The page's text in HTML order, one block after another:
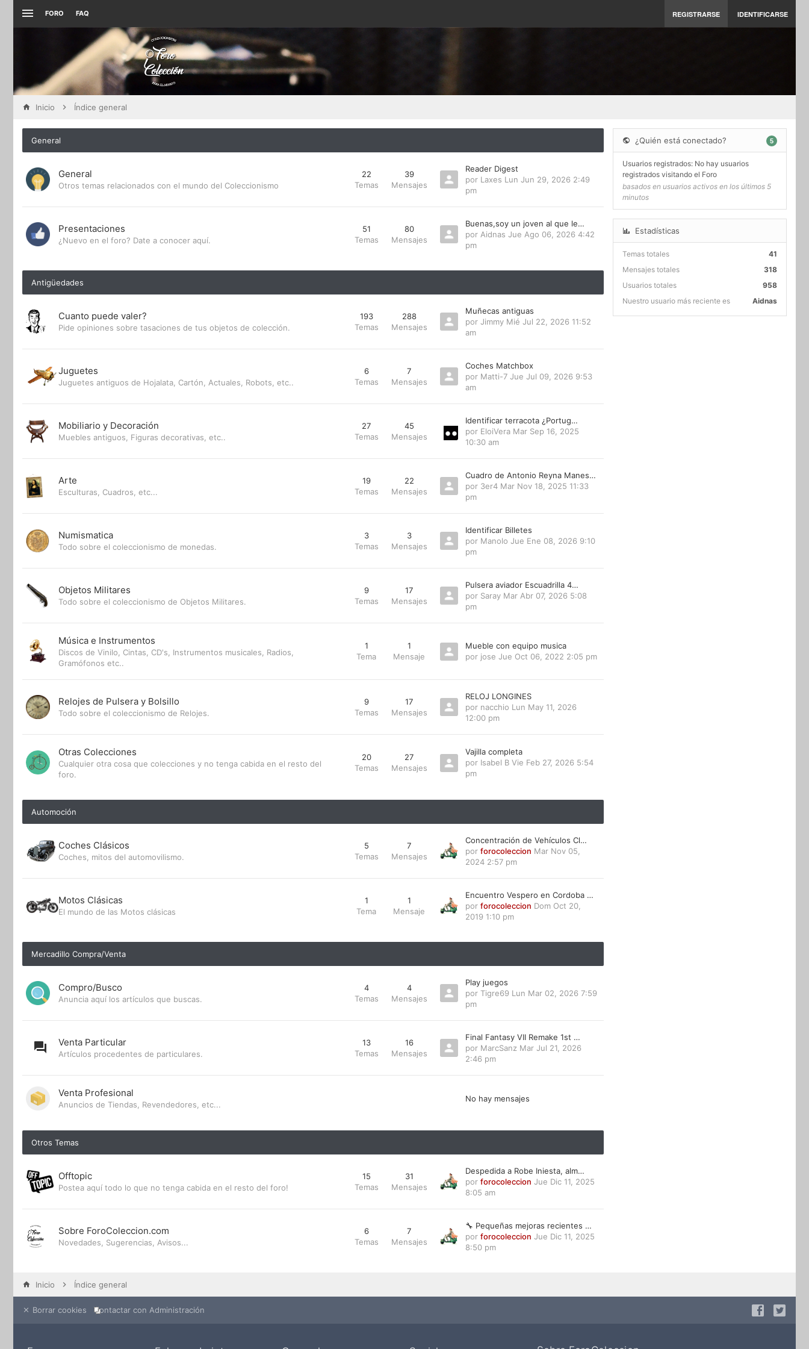
FORO FAQ REGISTRARSE IDENTIFICARSE
Inicio Índice general
General
General
Otros temas relacionados con el mundo del Coleccionismo
22
Temas
39
Mensajes
Reader Digest
por Laxes Lun Jun 29, 2026 2:49
pm
Presentaciones
¿Nuevo en el foro? Date a conocer aquí.
51
Temas
80
Mensajes
Buenas,soy un joven al que le…
por Aidnas Jue Ago 06, 2026 4:42
pm
Antigüedades
Cuanto puede valer?
Pide opiniones sobre tasaciones de tus objetos de colección.
193
Temas
288
Mensajes
Muñecas antiguas
por Jimmy Mié Jul 22, 2026 11:52
am
Juguetes
Juguetes antiguos de Hojalata, Cartón, Actuales, Robots, etc..
6
Temas
7
Mensajes
Coches Matchbox
por Matti-7 Jue Jul 09, 2026 9:53
am
Mobiliario y Decoración
Muebles antiguos, Figuras decorativas, etc..
27
Temas
45
Mensajes
Identificar terracota ¿Portug…
por EloiVera Mar Sep 16, 2025
10:30 am
Arte
Esculturas, Cuadros, etc...
19
Temas
22
Mensajes
Cuadro de Antonio Reyna Manes…
por 3er4 Mar Nov 18, 2025 11:33
pm
Numismatica
Todo sobre el coleccionismo de monedas.
3
Temas
3
Mensajes
Identificar Billetes
por Manolo Jue Ene 08, 2026 9:10
pm
Objetos Militares
Todo sobre el coleccionismo de Objetos Militares.
9
Temas
17
Mensajes
Pulsera aviador Escuadrilla 4…
por Saray Mar Abr 07, 2026 5:08
pm
Música e Instrumentos
Discos de Vinilo, Cintas, CD's, Instrumentos musicales, Radios,
Gramófonos etc..
1
Tema
1
Mensaje
Mueble con equipo musica
por jose Jue Oct 06, 2022 2:05 pm
Relojes de Pulsera y Bolsillo
Todo sobre el coleccionismo de Relojes.
9
Temas
17
Mensajes
RELOJ LONGINES
por nacchio Lun May 11, 2026
12:00 pm
Otras Colecciones
Cualquier otra cosa que colecciones y no tenga cabida en el resto del
foro.
20
Temas
27
Mensajes
Vajilla completa
por Isabel B Vie Feb 27, 2026 5:54
pm
Automoción
Coches Clásicos
Coches, mitos del automovilismo.
5
Temas
7
Mensajes
Concentración de Vehículos Cl…
por forocoleccion Mar Nov 05,
2024 2:57 pm
Motos Clásicas
El mundo de las Motos clásicas
1
Tema
1
Mensaje
Encuentro Vespero en Cordoba …
por forocoleccion Dom Oct 20,
2019 1:10 pm
Mercadillo Compra/Venta
Compro/Busco
Anuncia aquí los artículos que buscas.
4
Temas
4
Mensajes
Play juegos
por Tigre69 Lun Mar 02, 2026 7:59
pm
Venta Particular
Artículos procedentes de particulares.
13
Temas
16
Mensajes
Final Fantasy VII Remake 1st …
por MarcSanz Mar Jul 21, 2026
2:46 pm
Venta Profesional
Anuncios de Tiendas, Revendedores, etc...
No hay mensajes
Otros Temas
Offtopic
Postea aquí todo lo que no tenga cabida en el resto del foro!
15
Temas
31
Mensajes
Despedida a Robe Iniesta, alm…
por forocoleccion Jue Dic 11, 2025
8:05 am
Sobre ForoColeccion.com
Novedades, Sugerencias, Avisos...
6
Temas
7
Mensajes
🔧 Pequeñas mejoras recientes …
por forocoleccion Jue Dic 11, 2025
8:50 pm
¿Quién está conectado? 5
Usuarios registrados: No hay usuarios
registrados visitando el Foro
basados en usuarios activos en los últimos 5
minutos
Estadísticas
Temas totales
41
Mensajes totales
318
Usuarios totales
958
Nuestro usuario más reciente es
Aidnas
Inicio Índice general
Borrar cookies Contactar con Administración